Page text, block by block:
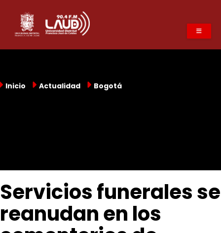
contenido
principal
Inicio Actualidad Bogotá
Servicios funerales se
reanudan en los